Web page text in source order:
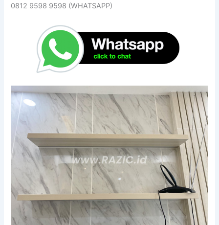
0812 9598 9598 (WHATSAPP)